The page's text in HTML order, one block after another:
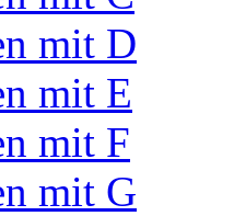
mit D
mit E
mit F
mit G